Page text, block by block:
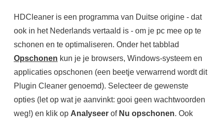
HDCleaner is een programma van Duitse origine - dat
ook in het Nederlands vertaald is - om je pc mee op te
schonen en te optimaliseren. Onder het tabblad
Opschonen kun je je browsers, Windows-systeem en
applicaties opschonen (een beetje verwarrend wordt dit
Plugin Cleaner genoemd). Selecteer de gewenste
opties (let op wat je aanvinkt: gooi geen wachtwoorden
weg!) en klik op Analyseerof Nu opschonen. Ook